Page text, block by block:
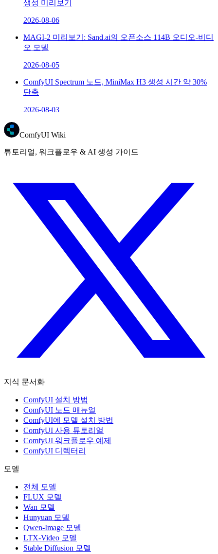
생성 미리보기
2026-08-06
MAGI-2 미리보기: Sand.ai의 오픈소스 114B 오디오-비디
오 모델
2026-08-05
ComfyUI Spectrum 노드, MiniMax H3 생성 시간 약 30%
단축
2026-08-03
ComfyUI Wiki
튜토리얼, 워크플로우 & AI 생성 가이드
지식 문서화
ComfyUI 설치 방법
ComfyUI 노드 매뉴얼
ComfyUI에 모델 설치 방법
ComfyUI 사용 튜토리얼
ComfyUI 워크플로우 예제
ComfyUI 디렉터리
모델
전체 모델
FLUX 모델
Wan 모델
Hunyuan 모델
Qwen-Image 모델
LTX-Video 모델
Stable Diffusion 모델